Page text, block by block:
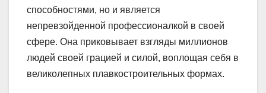
способностями, но и является
непревзойденной профессионалкой в своей
сфере. Она приковывает взгляды миллионов
людей своей грацией и силой, воплощая себя в
великолепных плавкостроительных формах.